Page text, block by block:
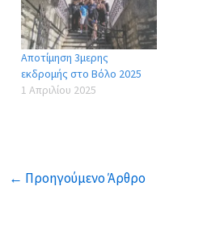
Αποτίμηση 3μερης
εκδρομής στο Βόλο 2025
1 Απριλίου 2025
← Προηγούμενο Άρθρο